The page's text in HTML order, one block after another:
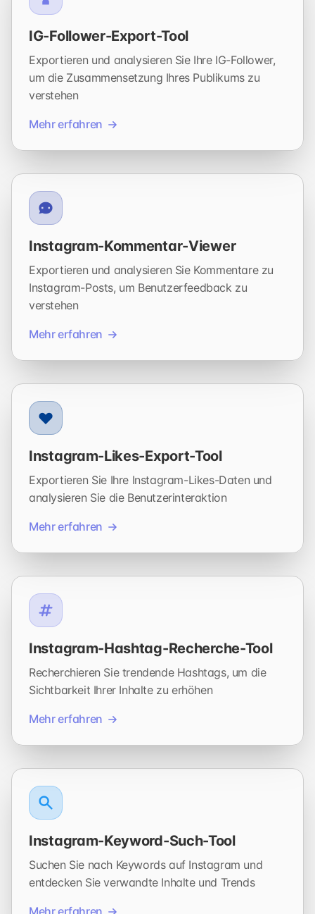
IG-Follower-Export-Tool
Exportieren und analysieren Sie Ihre IG-Follower,
um die Zusammensetzung Ihres Publikums zu
verstehen
Mehr erfahren
Instagram-Kommentar-Viewer
Exportieren und analysieren Sie Kommentare zu
Instagram-Posts, um Benutzerfeedback zu
verstehen
Mehr erfahren
Instagram-Likes-Export-Tool
Exportieren Sie Ihre Instagram-Likes-Daten und
analysieren Sie die Benutzerinteraktion
Mehr erfahren
Instagram-Hashtag-Recherche-Tool
Recherchieren Sie trendende Hashtags, um die
Sichtbarkeit Ihrer Inhalte zu erhöhen
Mehr erfahren
Instagram-Keyword-Such-Tool
Suchen Sie nach Keywords auf Instagram und
entdecken Sie verwandte Inhalte und Trends
Mehr erfahren